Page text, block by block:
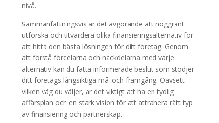
nivå.
Sammanfattningsvis är det avgörande att noggrant
utforska och utvärdera olika finansieringsalternativ för
att hitta den bästa lösningen för ditt företag. Genom
att förstå fördelarna och nackdelarna med varje
alternativ kan du fatta informerade beslut som stödjer
ditt företags långsiktiga mål och framgång. Oavsett
vilken väg du väljer, är det viktigt att ha en tydlig
affärsplan och en stark vision för att attrahera rätt typ
av finansiering och partnerskap.